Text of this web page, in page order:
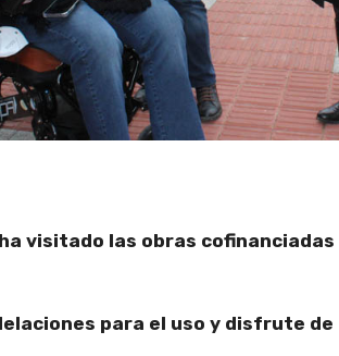
visitado las obras cofinanciadas
para el uso y disfrute de